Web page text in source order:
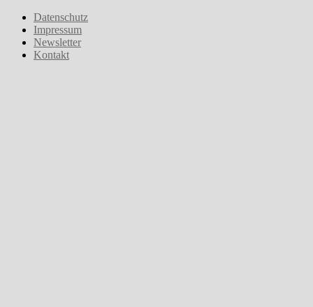
Zum
Inhalt
springen
Datenschutz
Impressum
Newsletter
Kontakt